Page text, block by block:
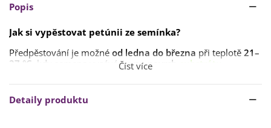
Popis
Jak si vypěstovat petúnii ze semínka?
Předpěstování je možné od ledna do března při teplotě 21–
27 °C , kdy semena vysévámena povrch substrátu
Doba klíčeni je10–21 dní, v některých případech idéle.
Po posledních mrazech je možné rostliny přesadit
Číst více
Detaily produktu